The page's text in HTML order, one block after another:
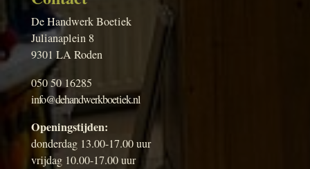
De Handwerk Boetiek
Julianaplein 8
9301 LA Roden
050 50 16285
info@dehandwerkboetiek.nl
Openingstijden:
donderdag 13.00-17.00 uur
vrijdag 10.00-17.00 uur